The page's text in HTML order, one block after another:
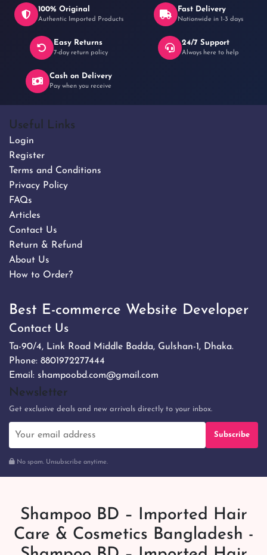
100% Original
Authentic Imported Products
Fast Delivery
Nationwide in 1-3 days
Easy Returns
7-day return policy
24/7 Support
Always here to help
Cash on Delivery
Pay when you receive
Useful Links
Login
Register
Terms and Conditions
Privacy Policy
FAQs
Articles
Contact Us
Return & Refund
About Us
How to Order?
Best E-commerce Website Developer
Contact Us
Ta-90/4, Link Road Middle Badda, Gulshan-1, Dhaka.
Phone: 8801972277444
Email: shampoobd.com@gmail.com
Newsletter
Get exclusive deals and new arrivals directly to your inbox.
Subscribe
No spam. Unsubscribe anytime.
Shampoo BD – Imported Hair
Care & Cosmetics Bangladesh -